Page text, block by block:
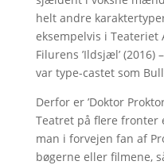
helt andre
eksempelvis i Teateriet
Filurens ’Ildsjæl’
var type-castet som
Derfor er ’Doktor
Teatret på flere fronter
man i forvejen fan af
bøgerne eller filmene,